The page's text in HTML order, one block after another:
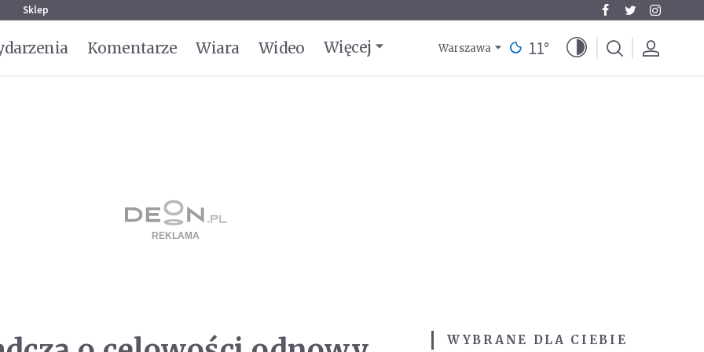
Sklep
Komentarze Wiara Wideo Więcej Warszawa 11°
WYBRANE DLA CIEBIE